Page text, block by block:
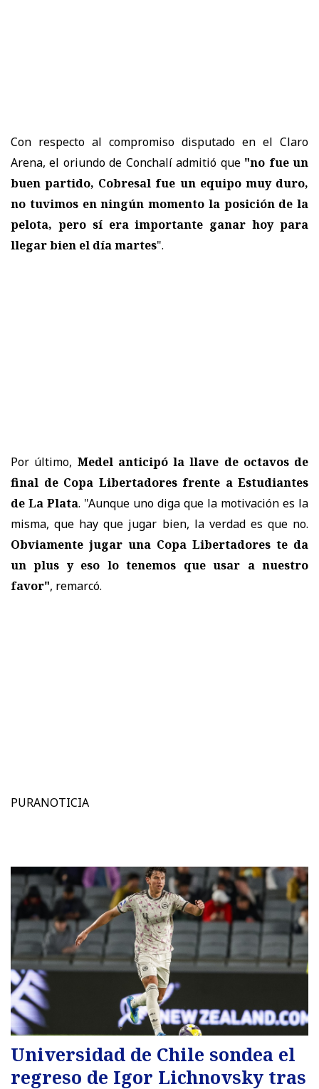
Con respecto al compromiso disputado en el Claro
Arena, el oriundo de Conchalí admitió que "no fue un
buen partido, Cobresal fue un equipo muy duro,
no tuvimos en ningún momento la posición de la
pelota, pero sí era importante ganar hoy para
llegar bien el día martes".
Por último, Medel anticipó la llave de octavos de
final de Copa Libertadores frente a Estudiantes
de La Plata. "Aunque uno diga que la motivación es la
misma, que hay que jugar bien, la verdad es que no.
Obviamente jugar una Copa Libertadores te da
un plus y eso lo tenemos que usar a nuestro
favor", remarcó.
PURANOTICIA
Universidad de Chile sondea el
regreso de Igor Lichnovsky tras